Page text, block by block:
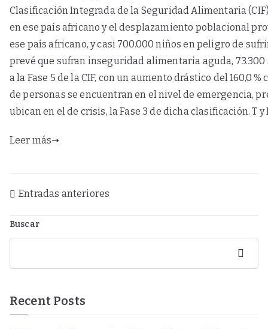
Clasificación Integrada de la Seguridad Alimentaria
en ese país africano y el desplazamiento poblacional
ese país africano, y casi 700.000 niños en peligro de
prevé que sufran inseguridad alimentaria aguda,
a la Fase 5 de la CIF, con un aumento drástico del 160,0
de personas se encuentran en el nivel de emergencia,
ubican en el de crisis, la Fase 3 de dicha clasificación. T
Leer más
Entradas anteriores
Buscar
Buscar
Recent Posts